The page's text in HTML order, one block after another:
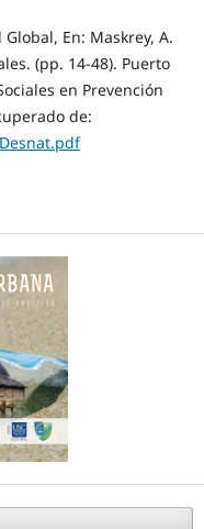
En: Maskrey, A.
(pp. 14-48). Puerto
en Prevención
de: